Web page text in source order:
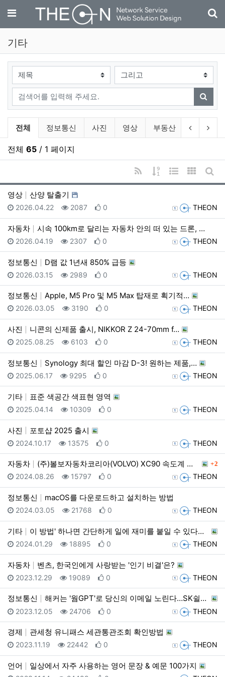
메뉴
기타
검색대상
검색어
검색
기타 분류 목록
전체 정보통신 사진 영상 부동산 자동차
이전 분류
다
전체 65 / 1 페이지
RSS
게시물 정렬
웹진 스타일
갤러리게
영상
산양 탈출기
등록자 THEON
등록일
2026.04.22 조회
2087 추천
0
자동차 시속 100km로 달리는 자동차 안의 떠 있는 드론, …
등록자 THEON
등록일
2026.04.19 조회
2307 추천
0
정보통신 D램 값 1년새 850% 급등
등록자 THEON
등록일
2026.03.15 조회
2989 추천
0
정보통신 Apple, M5 Pro 및 M5 Max 탑재로 획기적…
등록자 THEON
등록일
2026.03.05 조회
3190 추천
0
사진 니콘의 신제품 출시, NIKKOR Z 24-70mm f…
등록자 THEON
등록일
2025.08.25 조회
6103 추천
0
정보통신 Synology 최대 할인 마감 D-3! 원하는 제품,…
등록자 THEON
등록일
2025.06.17 조회
9295 추천
0
기타 표준 색공간 색표현 영역
등록자 THEON
등록일
2025.04.14 조회
10309 추천
0
사진 포토샵 2025 출시
등록자 THEON
등록일
2024.10.17 조회
13575 추천
0
자동차 (주)볼보자동차코리아(VOLVO) XC90 속도계 오… 댓글
2
등록자 THEON
등록일
2024.08.26 조회
15797 추천
0
정보통신 macOS를 다운로드하고 설치하는 방법
등록자 THEON
등록일
2024.03.05 조회
21768 추천
0
기타 이 방법' 하나면 간단하게 일에 재미를 붙일 수 있다고…
등록자 THEON
등록일
2024.01.29 조회
18895 추천
0
자동차 벤츠, 한국인에게 사랑받는 '인기 비결'은?
등록자 THEON
등록일
2023.12.29 조회
19089 추천
0
정보통신 해커는 '웜GPT'로 당신의 이메일 노린다…SK쉴더스가…
등록자 THEON
등록일
2023.12.05 조회
24706 추천
0
경제 관세청 유니패스 세관통관조회 확인방법
등록자 THEON
등록일
2023.11.19 조회
22442 추천
0
언어 일상에서 자주 사용하는 영어 문장 & 예문 100가지